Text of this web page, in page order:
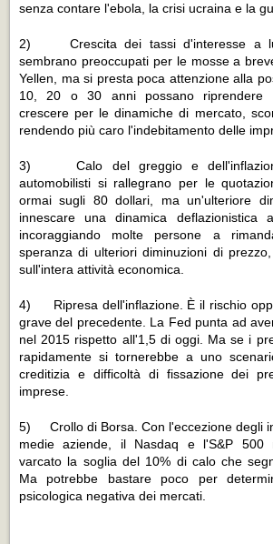
senza contare l'ebola, la crisi ucraina e la
2) Crescita dei tassi d'interesse a
sembrano preoccupati per le mosse a
Yellen, ma si presta poca attenzione alla
10, 20 o 30 anni possano riprendere
crescere per le dinamiche di mercato,
rendendo più caro l'indebitamento delle
3) Calo del greggio e
automobilisti si rallegrano per le
ormai sugli 80 dollari, ma un'ulteriore
innescare una dinamica deflazionistica
incoraggiando molte persone a
speranza di ulteriori diminuzioni di
sull'intera attività economica.
4) Ripresa dell'inflazione. È il rischio
grave del precedente. La Fed punta ad
nel 2015 rispetto all'1,5 di oggi. Ma se i
rapidamente si tornerebbe a uno
creditizia e difficoltà di fissazione dei
imprese.
5) Crollo di Borsa. Con l'eccezione degli
medie aziende, il Nasdaq e l'S&P 500
varcato la soglia del 10% di calo che
Ma potrebbe bastare poco per
psicologica negativa dei mercati.